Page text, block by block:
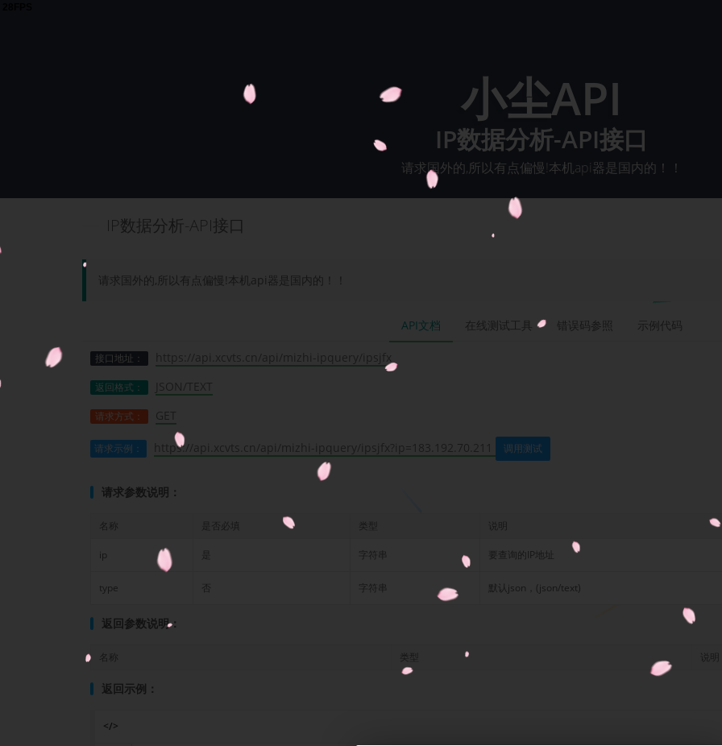
小尘API
IP数据分析-API接口
请求国外的,所以有点偏慢!本机api器是国内的！！
IP数据分析-API接口
请求国外的,所以有点偏慢!本机api器是国内的！！
API文档 在线测试工具 错误码参照 示例代码
接口地址： https://api.xcvts.cn/api/mizhi-ipquery/ipsjfx
返回格式： JSON/TEXT
请求方式： GET
请求示例： https://api.xcvts.cn/api/mizhi-ipquery/ipsjfx?ip=183.192.70.211 调用测试
请求参数说明：
名称 是否必填 类型 说明
ip 是 字符串 要查询的IP地址
type 否 字符串 默认json，(json/text)
返回参数说明：
名称 类型 说明
返回示例：
</>